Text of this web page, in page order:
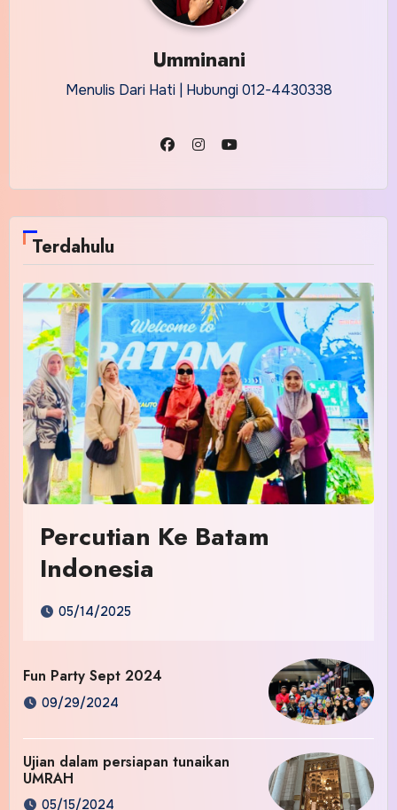
Umminani
Menulis Dari Hati | Hubungi 012-4430338
Terdahulu
Percutian Ke Batam
Indonesia
05/14/2025
Fun Party Sept 2024
09/29/2024
Ujian dalam persiapan tunaikan
UMRAH
05/15/2024